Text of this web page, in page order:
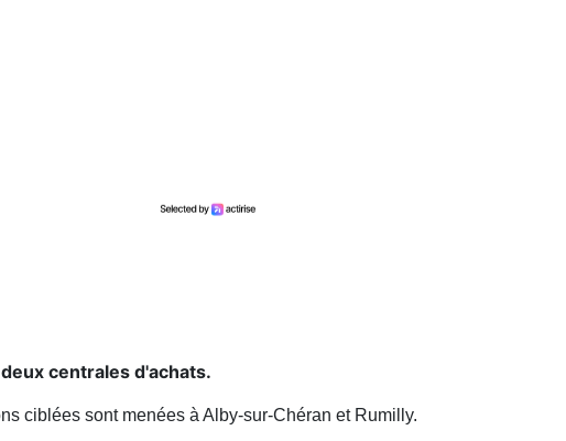
centrales d'achats.
ciblées sont menées à Alby-sur-Chéran et Rumilly.